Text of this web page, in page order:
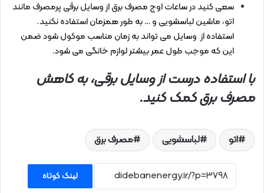
سعی کنید در ساعات اوج مصرف برق از وسایل برقی پرمصرف مانند
اتو، ماشین لباسشویی و … به طور همزمان استفاده نکنید.
استفاده از وسایل می تواند به زمان مناسب موکول شود ضمن
این که موجب طول عمر بیشتر لوازم خانگی می شود.
با استفاده درست از وسایل برقی، به کاهش
مصرف برق کمک کنید.
اتو لباسشویی مصرف برق
لینک کوتاه